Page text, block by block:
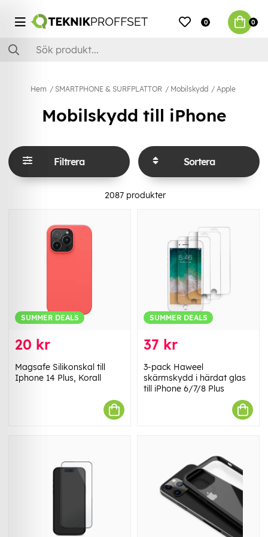
0 0
Hem SMARTPHONE & SURFPLATTOR Mobilskydd Apple
Mobilskydd till iPhone
Filtrera Sortera
2087 produkter
SUMMER DEALS
20 kr
Magsafe Silikonskal till
Iphone 14 Plus, Korall
SUMMER DEALS
37 kr
3-pack Haweel
skärmskydd i härdat glas
till iPhone 6/7/8 Plus